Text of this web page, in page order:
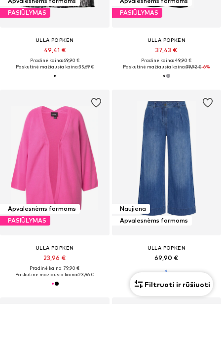
PASIŪLYMAS
ULLA POPKEN
49,41 €
Pradinė kaina: 69,90 €
Paskutinė mažiausia kaina:35,69 €
PASIŪLYMAS
ULLA POPKEN
37,43 €
Pradinė kaina: 49,90 €
Paskutinė mažiausia kaina:39,92 €-6%
Apvalesnėms formoms
PASIŪLYMAS
ULLA POPKEN
23,96 €
Pradinė kaina: 79,90 €
Paskutinė mažiausia kaina:23,96 €
Naujiena
Apvalesnėms formoms
ULLA POPKEN
69,90 €
Filtruoti ir rūšiuoti